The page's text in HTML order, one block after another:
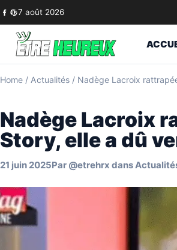
Skip to content
7 août 2026
Home / Actualités / Nadège Lacroix
Nadège Lacroix
Story, elle a dû
21 juin 2025Par @etrehrx dans